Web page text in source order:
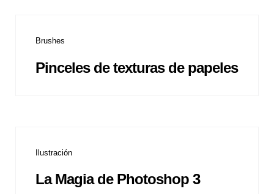
Brushes
Pinceles de texturas de papeles
Ilustración
La Magia de Photoshop 3